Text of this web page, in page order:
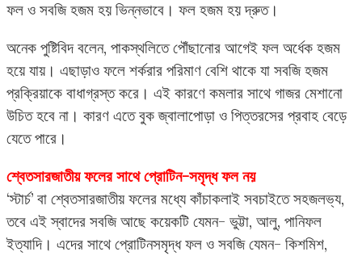
ফল ও সবজি হজম হয় ভিন্নভাবে। ফল হজম হয় দ্রুত।
অনেক পুষ্টিবিদ বলেন, পাকস্থলিতে পৌঁছানোর আগেই ফল অর্ধেক হজম
হয়ে যায়। এছাড়াও ফলে শর্করার পরিমাণ বেশি থাকে যা সবজি হজম
প্রক্রিয়াকে বাধাগ্রস্ত করে। এই কারণে কমলার সাথে গাজর মেশানো
উচিত হবে না। কারণ এতে বুক জ্বালাপোড়া ও পিত্তরসের প্রবাহ বেড়ে
যেতে পারে।
শ্বেতসারজাতীয় ফলের সাথে প্রোটিন-সমৃদ্ধ ফল নয়
‘স্টার্চ’ বা শ্বেতসারজাতীয় ফলের মধ্যে কাঁচাকলাই সবচাইতে সহজলভ্য,
তবে এই স্বাদের সবজি আছে কয়েকটি যেমন- ভুট্টা, আলু, পানিফল
ইত্যাদি। এদের সাথে প্রোটিনসমৃদ্ধ ফল ও সবজি যেমন- কিশমিশ,